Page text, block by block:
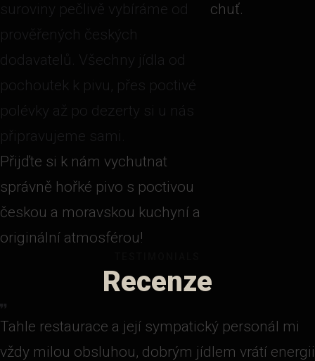
suroviny pečlivě vybíráme od
prověřených českých
dodavatelů. Všechny jídla od
pochoutek k pivu, přes poctivé
polévky až po dezerty si u nás
připravujeme sami.
Přijďte si k nám vychutnat
správně hořké pivo s poctivou
českou a moravskou kuchyní a
originální atmosférou!
chuť.
Recenze
Tahle restaurace a její sympatický personál mi
vždy milou obsluhou, dobrým jídlem vrátí energii